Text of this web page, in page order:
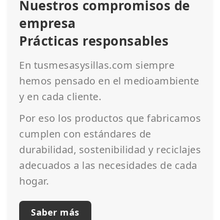
Nuestros compromisos de
empresa
Prácticas responsables
En tusmesasysillas.com siempre
hemos pensado en el medioambiente
y en cada cliente.
Por eso los productos que fabricamos
cumplen con estándares de
durabilidad, sostenibilidad y reciclajes
adecuados a las necesidades de cada
hogar.
Saber más